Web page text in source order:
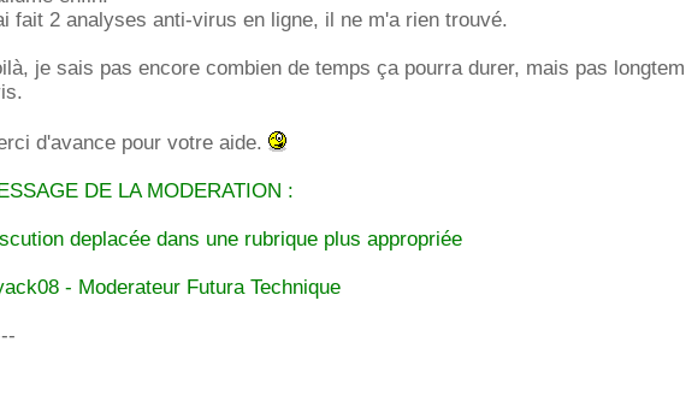
fait 2 analyses anti-virus en ligne, il ne m'a rien trouvé.
je sais pas encore combien de temps ça pourra durer, mais pas
d'avance pour votre aide.
DE LA MODERATION :
deplacée dans une rubrique plus appropriée
- Moderateur Futura Technique